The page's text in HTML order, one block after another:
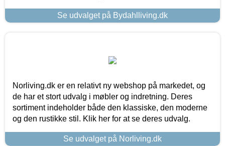
Se udvalget på Bydahlliving.dk
Norliving.dk er en relativt ny webshop på markedet, og
de har et stort udvalg i møbler og indretning. Deres
sortiment indeholder både den klassiske, den moderne
og den rustikke stil. Klik her for at se deres udvalg.
Se udvalget på Norliving.dk